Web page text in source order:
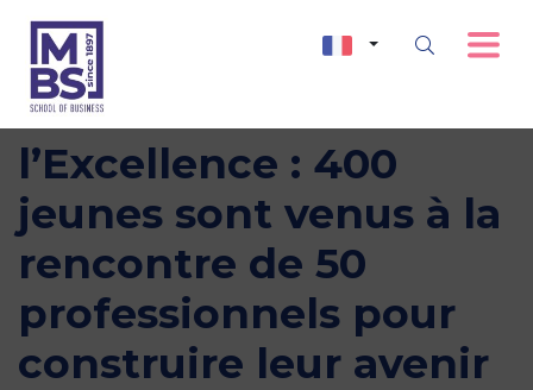
Les Entretiens de
l’Excellence : 400
jeunes sont venus à la
rencontre de 50
professionnels pour
construire leur avenir